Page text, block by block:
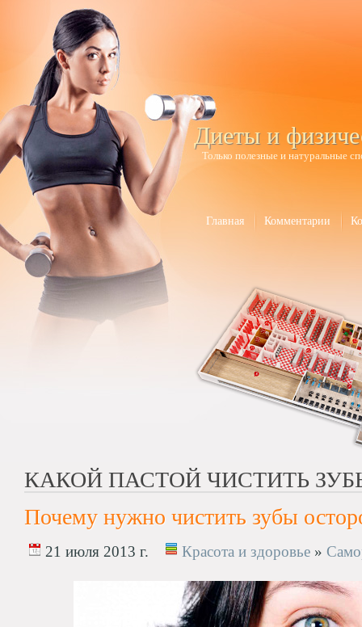
Диеты и
Только полезные и натуральные
Главная Комментарии
КАКОЙ ПАСТОЙ ЧИСТИТЬ
Почему нужно чистить зубы
21 июля 2013 г. Красота и здоровье »